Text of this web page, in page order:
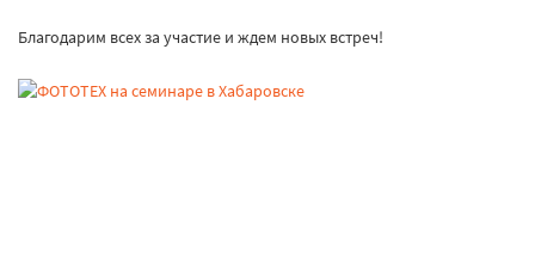
Благодарим всех за участие и ждем новых встреч!